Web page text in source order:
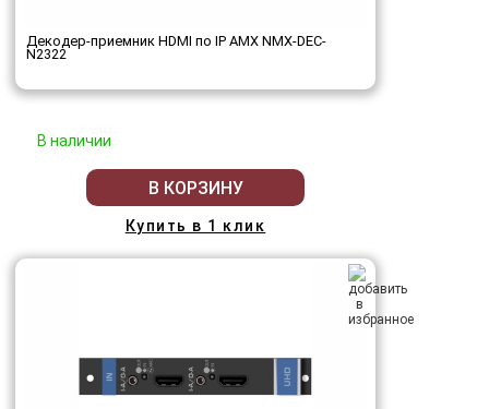
Декодер-приемник HDMI по IP AMX NMX-DEC-
N2322
В наличии
В КОРЗИНУ
Купить в 1 клик